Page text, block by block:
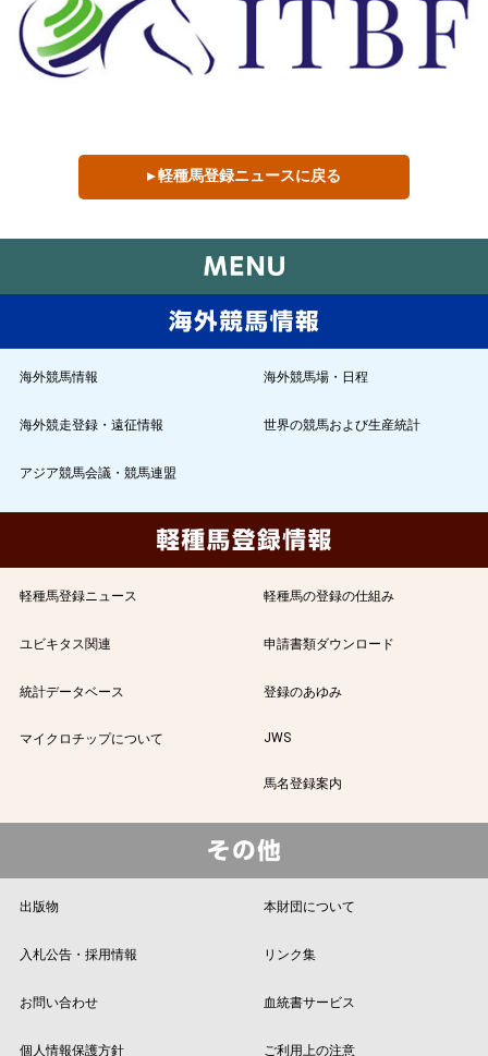
▸ 軽種馬登録ニュースに戻る
海外競馬情報 海外競馬場・日程
海外競走登録・遠征情報 世界の競馬および生産統計
アジア競馬会議・競馬連盟
軽種馬登録ニュース 軽種馬の登録の仕組み
ユビキタス関連 申請書類ダウンロード
統計データベース 登録のあゆみ
マイクロチップについて JWS
馬名登録案内
出版物 本財団について
入札公告・採用情報 リンク集
お問い合わせ 血統書サービス
個人情報保護方針 ご利用上の注意